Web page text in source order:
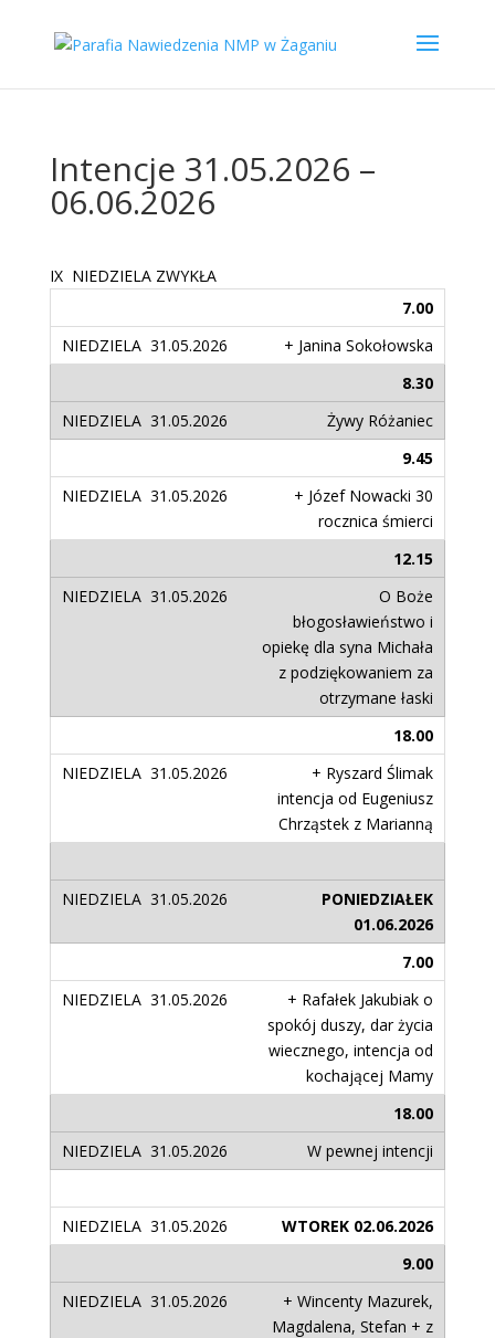
Intencje 31.05.2026 –
06.06.2026
IX NIEDZIELA ZWYKŁA
7.00
+ Janina Sokołowska
8.30
Żywy Różaniec
9.45
+ Józef Nowacki 30
rocznica śmierci
12.15
O Boże
błogosławieństwo i
opiekę dla syna Michała
z podziękowaniem za
otrzymane łaski
18.00
+ Ryszard Ślimak
intencja od Eugeniusz
Chrząstek z Marianną
PONIEDZIAŁEK
01.06.2026
7.00
+ Rafałek Jakubiak o
spokój duszy, dar życia
wiecznego, intencja od
kochającej Mamy
18.00
W pewnej intencji
WTOREK 02.06.2026
9.00
+ Wincenty Mazurek,
Magdalena, Stefan + z